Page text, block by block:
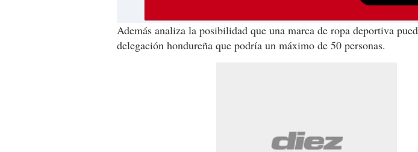
Además analiza la posibilidad que una marca de ropa deportiva
delegación hondureña que podría un máximo de 50 personas.